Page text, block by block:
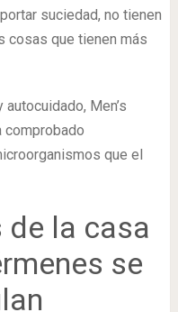
suciedad, no tienen
cosas que tienen más
Men’s
comprobado
que el
de la casa
se